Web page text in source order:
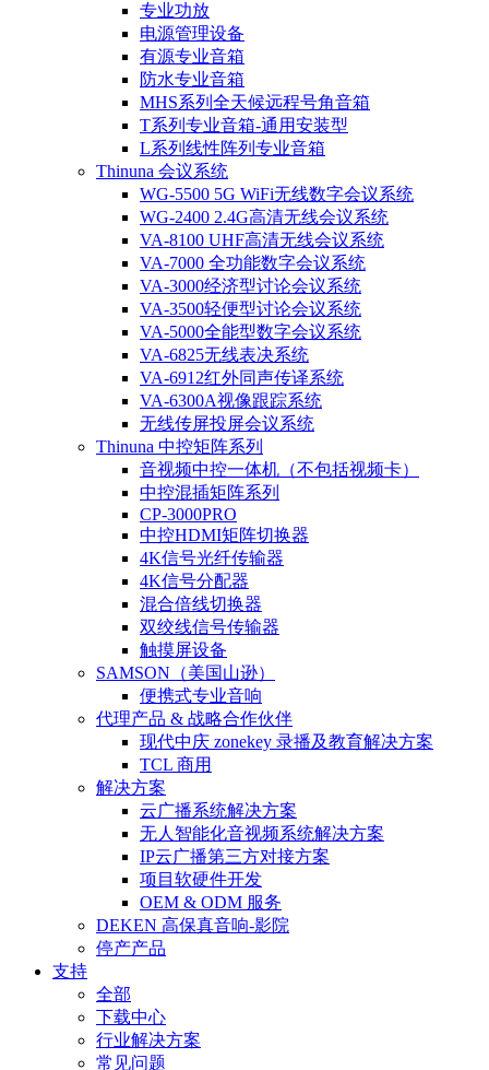
专业功放
电源管理设备
有源专业音箱
防水专业音箱
MHS系列全天候远程号角音箱
T系列专业音箱-通用安装型
L系列线性阵列专业音箱
Thinuna 会议系统
WG-5500 5G WiFi无线数字会议系统
WG-2400 2.4G高清无线会议系统
VA-8100 UHF高清无线会议系统
VA-7000 全功能数字会议系统
VA-3000经济型讨论会议系统
VA-3500轻便型讨论会议系统
VA-5000全能型数字会议系统
VA-6825无线表决系统
VA-6912红外同声传译系统
VA-6300A视像跟踪系统
无线传屏投屏会议系统
Thinuna 中控矩阵系列
音视频中控一体机（不包括视频卡）
中控混插矩阵系列
CP-3000PRO
中控HDMI矩阵切换器
4K信号光纤传输器
4K信号分配器
混合倍线切换器
双绞线信号传输器
触摸屏设备
SAMSON（美国山逊）
便携式专业音响
代理产品 & 战略合作伙伴
现代中庆 zonekey 录播及教育解决方案
TCL 商用
解决方案
云广播系统解决方案
无人智能化音视频系统解决方案
IP云广播第三方对接方案
项目软硬件开发
OEM & ODM 服务
DEKEN 高保真音响-影院
停产产品
支持
全部
下载中心
行业解决方案
常见问题